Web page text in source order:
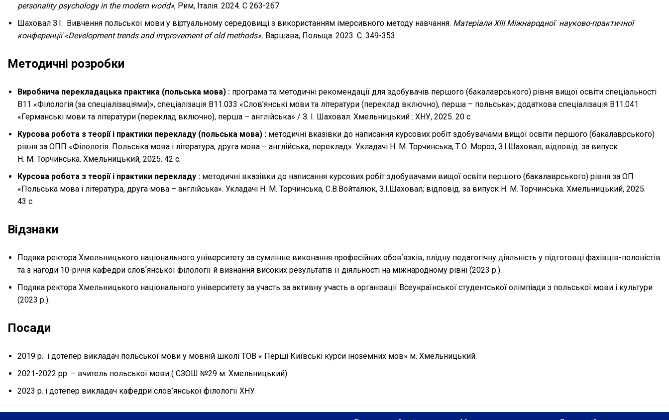
personality psychology in the modern world», Рим, Італія. 2024. С 263-267.
Шаховал З.І. Вивчення польської мови у віртуальному середовищі з використанням імерсивного методу навчання. Матеріали XIII Міжнародної науково-практичної
конференції «Development trends and improvement of old methods». Варшава, Польща. 2023. С. 349-353.
Методичні розробки
Виробнича перекладацька практика (польська мова) : програма та методичні рекомендації для здобувачів першого (бакалаврського) рівня вищої освіти спеціальності
В11 «Філологія (за спеціалізаціями)», спеціалізація В11.033 «Слов’янські мови та літератури (переклад включно), перша – польська»; додаткова спеціалізація В11.041
«Германські мови та літератури (переклад включно), перша – англійська» / З. І. Шаховал. Хмельницький : ХНУ, 2025. 20 с.
Курсова робота з теорії і практики перекладу (польська мова) : методичні вказівки до написання курсових робіт здобувачами вищої освіти першого (бакалаврського)
рівня за ОПП «Філологія. Польська мова і література, друга мова – англійська, переклад». Укладачі Н. М. Торчинська, Т.О. Мороз, З.І.Шаховал; відповід. за випуск
Н. М. Торчинська. Хмельницький, 2025. 42 с.
Курсова робота з теорії і практики перекладу : методичні вказівки до написання курсових робіт здобувачами вищої освіти першого (бакалаврського) рівня за ОП
«Польська мова і література, друга мова – англійська». Укладачі Н. М. Торчинська, С.В.Войталюк, З.І.Шаховал; відповід. за випуск Н. М. Торчинська. Хмельницький, 2025.
43 с.
Відзнаки
Подяка ректора Хмельницького національного університету за сумлінне виконання професійних обовʼязків, плідну педагогічну діяльність у підготовці фахівців-полоністів
та з нагоди 10-річчя кафедри словʼянської філології й визнання високих результатів її діяльності на міжнародному рівні (2023 р.).
Подяка ректора Хмельницького національного університету за участь за активну участь в організації Всеукраїнської студентської олімпіади з польської мови і культури
(2023 р.).
Посади
2019 р. і дотепер викладач польської мови у мовній школі ТОВ « Перші Київські курси іноземних мов» м. Хмельницький.
2021-2022 рр. – вчитель польської мови ( СЗОШ №29 м. Хмельницький)
2023 р. і дотепер викладач кафедри слов’янської філології ХНУ